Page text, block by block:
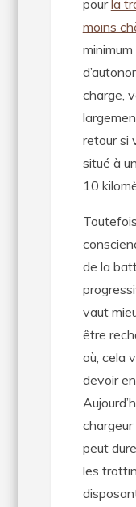
pour la
moins
charge,
retour si
situé à
10
de la
vaut
être
où, cela
devoir
peut
les